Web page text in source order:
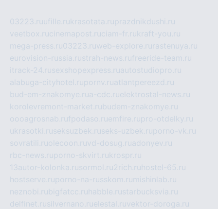
03223.ruufille.rukrasotata.ruprazdnikdushi.ru
veetbox.rucinemapost.ruciam-fr.rukraft-you.ru
mega-press.ru03223.ruweb-explore.ru rastenuya.ru
eurovision-russia.rustrah-news.rufreeride-team.ru
itrack-24.rusexshopexpress.ruautostudiopro.ru
alabuga-cityhotel.rupornv.ruatlantpereezd.ru
bud-em-znakomye.rua-cdc.ruelektrostal-news.ru
korolevremont-market.rubudem-znakomye.ru
oooagrosnab.rufpodaso.ruemfire.rupro-otdelky.ru
ukrasotki.ruseksuzbek.ruseks-uzbek.ruporno-vk.ru
sovratili.ruolecoon.ruvd-dosug.ruadonyev.ru
rbc-news.ruporno-skvirt.rukrospr.ru
13autor-kolonka.rusormol.ru2rich.ru hostel-65.ru
hostserve.ruporno-na-russkom.ru mishinlab.ru
neznobi.rubigfatcc.ru habble.rustarbucksvia.ru
delfinet.rusilvernano.ruelestal.ruvektor-doroga.ru